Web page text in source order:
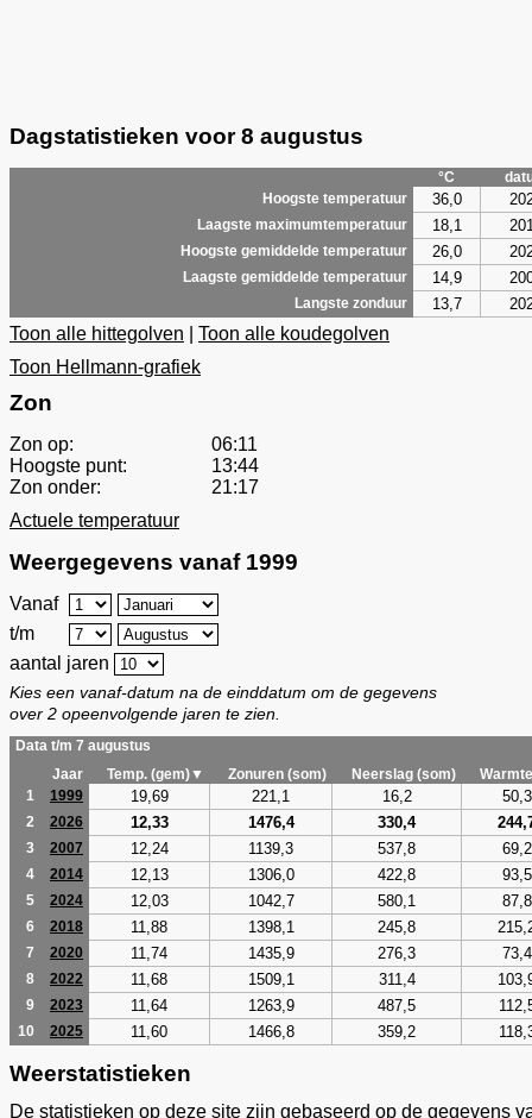
Dagstatistieken voor 8 augustus
°C
Hoogste temperatuur
36,0
Laagste maximumtemperatuur 18,1
Hoogste gemiddelde temperatuur 26,0
Laagste gemiddelde temperatuur 14,9
Langste zonduur 13,7
Toon alle hittegolven
Toon alle koudegolven
Toon Hellmann-grafiek
Zon
Zon op:
06:11
Hoogste punt:
13:44
Zon onder:
21:17
Actuele temperatuur
Weergegevens vanaf 1999
Vanaf
t/m
aantal jaren
Kies een vanaf-datum na de einddatum om de gegevens
over 2 opeenvolgende jaren te zien.
Data t/m 7 augustus
Jaar
Temp. (gem)▼ Zonuren (som) Neerslag (som)
1
1999 19,69 221,1 16,2 50,3
2 2026 12,33 1476,4 330,4
3 2007 12,24 1139,3 537,8 69,2
4 2014 12,13 1306,0 422,8 93,5
5 2024 12,03 1042,7 580,1 87,8
6 2018 11,88 1398,1 245,8
7 2020 11,74 1435,9 276,3 73,4
8 2022 11,68 1509,1 311,4
9 2023 11,64 1263,9 487,5
10 2025 11,60 1466,8 359,2
Weerstatistieken
De statistieken op deze site zijn gebaseerd op de gegevens